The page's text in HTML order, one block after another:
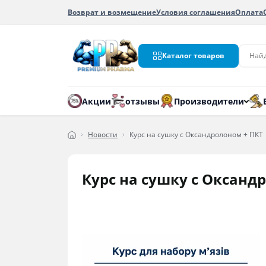
Возврат и возмещениеУсловия соглашенияОплата
Каталог товаров
Акции отзывы Производители
Новости Курс на сушку с Оксандролоном + ПКТ
Курс на сушку с